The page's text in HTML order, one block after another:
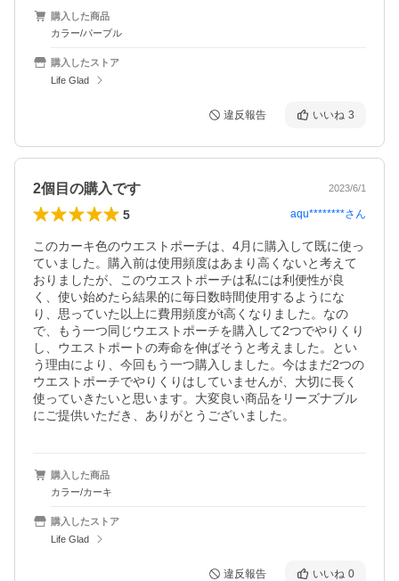
購入した商品
カラー/パープル
購入したストア
Life Glad
違反報告 いいね 3
2個目の購入です 2023/6/1
5 aqu********さん
このカーキ色のウエストポーチは、4月に購入して既に使っ
ていました。購入前は使用頻度はあまり高くないと考えて
おりましたが、このウエストポーチは私には利便性が良
く、使い始めたら結果的に毎日数時間使用するようにな
り、思っていた以上に費用頻度がt高くなりました。なの
で、もう一つ同じウエストポーチを購入して2つでやりくり
し、ウエストポートの寿命を伸ばそうと考えました。とい
う理由により、今回もう一つ購入しました。今はまだ2つの
ウエストポーチでやりくりはしていませんが、大切に長く
使っていきたいと思います。大変良い商品をリーズナブル
にご提供いただき、ありがとうございました。
購入した商品
カラー/カーキ
購入したストア
Life Glad
違反報告 いいね 0